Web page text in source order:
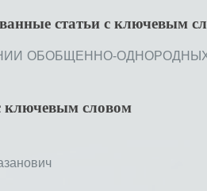
статьи c ключевым
ОБОБЩЕННО-ОДНОРОДНЫХ
ключевым словом